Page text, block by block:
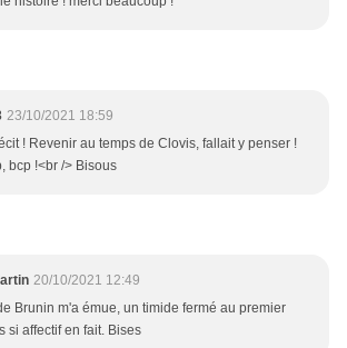
23/10/2021 18:59
! Revenir au temps de Clovis, fallait y penser !
bcp !<br /> Bisous
20/10/2021 12:49
Brunin m'a émue, un timide fermé au premier
si affectif en fait. Bises